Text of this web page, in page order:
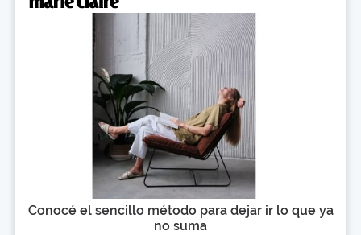
Conocé el sencillo método para dejar ir lo que ya
no suma